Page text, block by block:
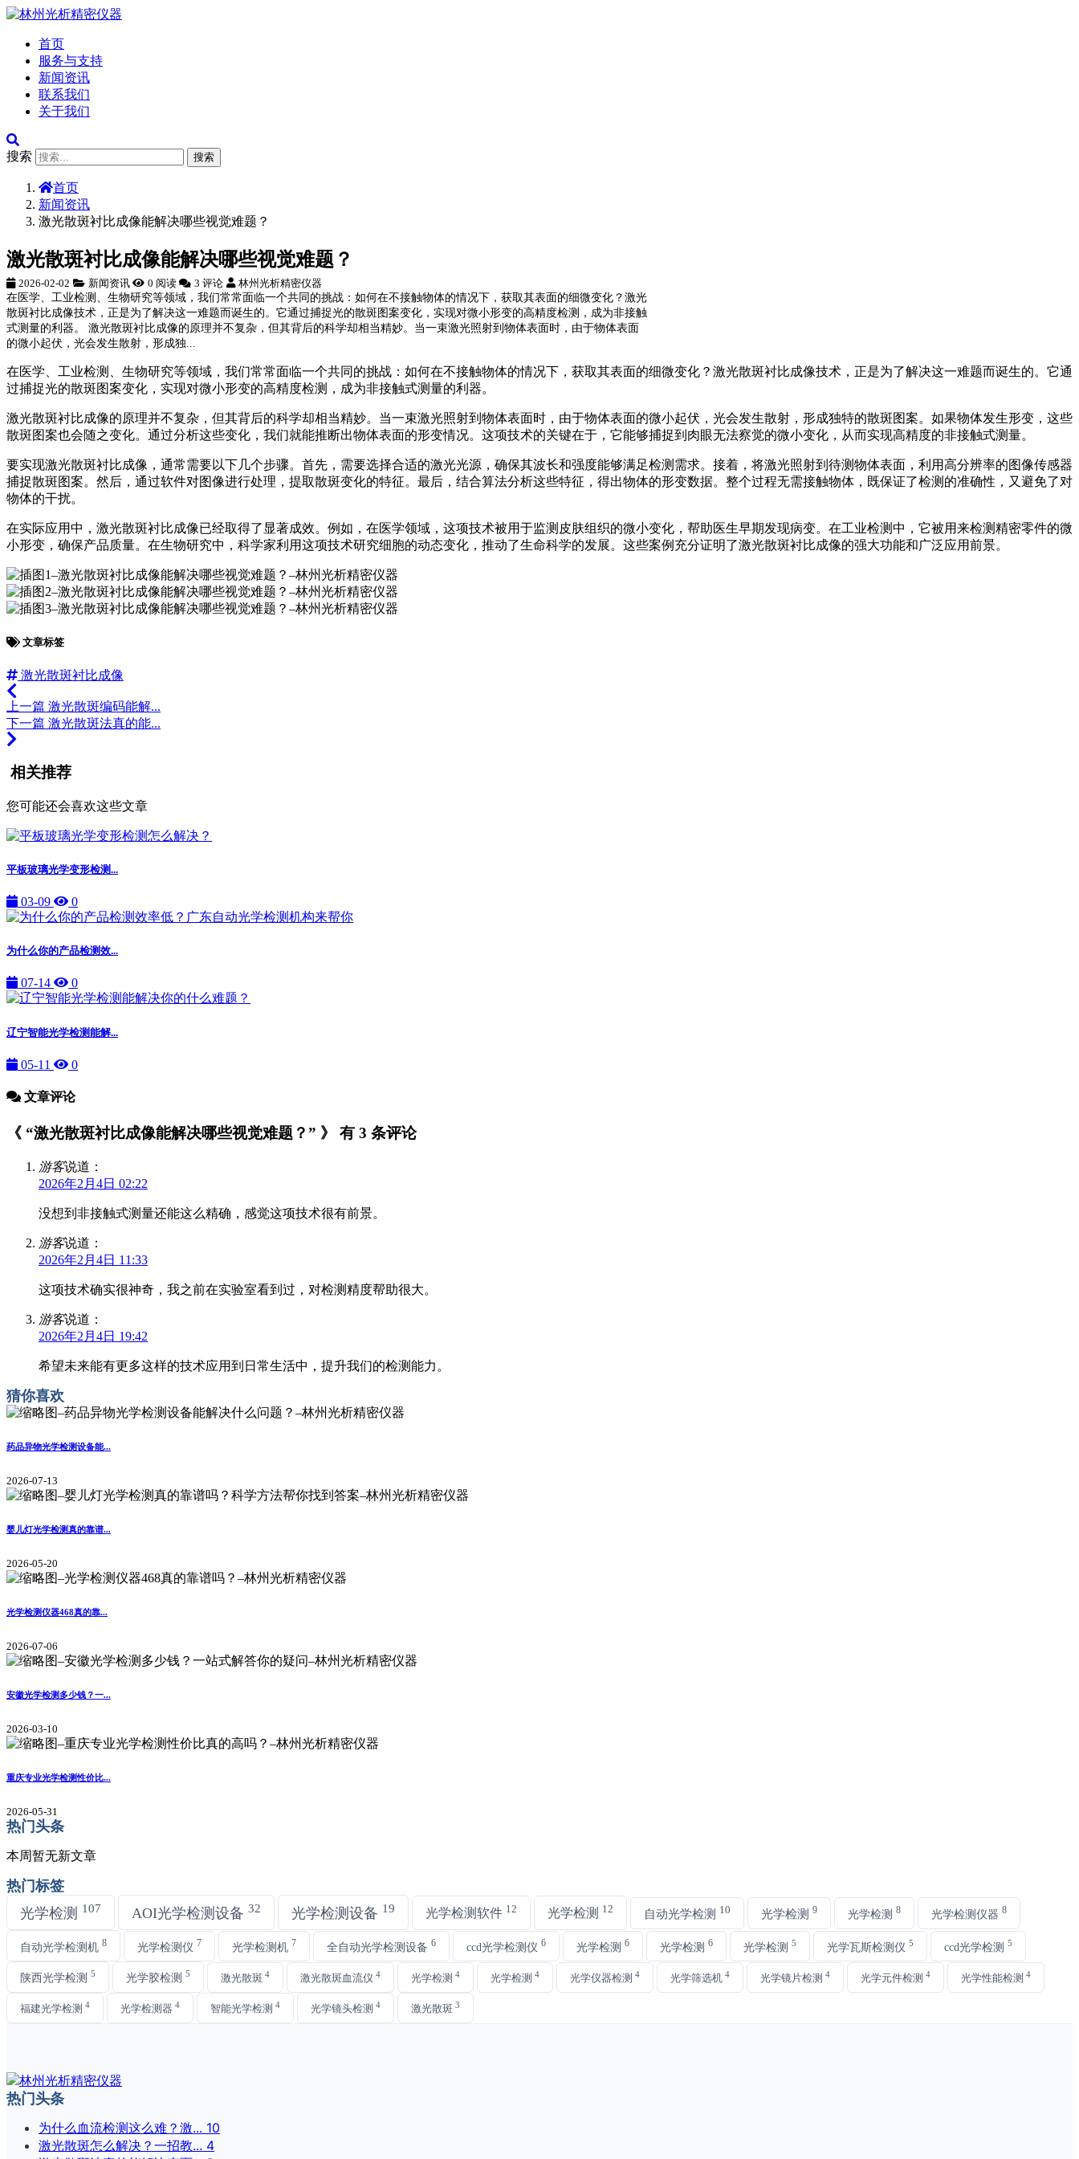
首页
服务与支持
新闻资讯
联系我们
关于我们
搜索 搜索
首页
新闻资讯
激光散斑衬比成像能解决哪些视觉难题？
激光散斑衬比成像能解决哪些视觉难题？
2026-02-02 新闻资讯 0 阅读 3 评论 林州光析精密仪器
在医学、工业检测、生物研究等领域，我们常常面临一个共同的挑战：如何在不接触物体的情况下，获取其表面的细微变化？激光
散斑衬比成像技术，正是为了解决这一难题而诞生的。它通过捕捉光的散斑图案变化，实现对微小形变的高精度检测，成为非接触
式测量的利器。 激光散斑衬比成像的原理并不复杂，但其背后的科学却相当精妙。当一束激光照射到物体表面时，由于物体表面
的微小起伏，光会发生散射，形成独...
在医学、工业检测、生物研究等领域，我们常常面临一个共同的挑战：如何在不接触物体的情况下，获取其表面的细微变化？激光散斑衬比成像技术，正是为了解决这一难题而诞生的。它通
过捕捉光的散斑图案变化，实现对微小形变的高精度检测，成为非接触式测量的利器。
激光散斑衬比成像的原理并不复杂，但其背后的科学却相当精妙。当一束激光照射到物体表面时，由于物体表面的微小起伏，光会发生散射，形成独特的散斑图案。如果物体发生形变，这些
散斑图案也会随之变化。通过分析这些变化，我们就能推断出物体表面的形变情况。这项技术的关键在于，它能够捕捉到肉眼无法察觉的微小变化，从而实现高精度的非接触式测量。
要实现激光散斑衬比成像，通常需要以下几个步骤。首先，需要选择合适的激光光源，确保其波长和强度能够满足检测需求。接着，将激光照射到待测物体表面，利用高分辨率的图像传感器
捕捉散斑图案。然后，通过软件对图像进行处理，提取散斑变化的特征。最后，结合算法分析这些特征，得出物体的形变数据。整个过程无需接触物体，既保证了检测的准确性，又避免了对
物体的干扰。
在实际应用中，激光散斑衬比成像已经取得了显著成效。例如，在医学领域，这项技术被用于监测皮肤组织的微小变化，帮助医生早期发现病变。在工业检测中，它被用来检测精密零件的微
小形变，确保产品质量。在生物研究中，科学家利用这项技术研究细胞的动态变化，推动了生命科学的发展。这些案例充分证明了激光散斑衬比成像的强大功能和广泛应用前景。
文章标签
激光散斑衬比成像
上一篇 激光散斑编码能解...
下一篇 激光散斑法真的能...
相关推荐
您可能还会喜欢这些文章
平板玻璃光学变形检测...
03-09 0
为什么你的产品检测效...
07-14 0
辽宁智能光学检测能解...
05-11 0
文章评论
《 “激光散斑衬比成像能解决哪些视觉难题？” 》 有 3 条评论
游客说道：
2026年2月4日 02:22
没想到非接触式测量还能这么精确，感觉这项技术很有前景。
游客说道：
2026年2月4日 11:33
这项技术确实很神奇，我之前在实验室看到过，对检测精度帮助很大。
游客说道：
2026年2月4日 19:42
希望未来能有更多这样的技术应用到日常生活中，提升我们的检测能力。
猜你喜欢
药品异物光学检测设备能...
2026-07-13
婴儿灯光学检测真的靠谱...
2026-05-20
光学检测仪器468真的靠...
2026-07-06
安徽光学检测多少钱？一...
2026-03-10
重庆专业光学检测性价比...
2026-05-31
热门头条
本周暂无新文章
热门标签
光学检测
107 AOI光学检测设备 32 光学检测设备 19 光学检测软件 12 光学检测 12 自动光学检测 10 光学检测 9 光学检测 8 光学检测仪器 8
自动光学检测机 8 光学检测仪 7 光学检测机 7 全自动光学检测设备 6 ccd光学检测仪 6 光学检测 6 光学检测 6 光学检测 5 光学瓦斯检测仪 5 ccd光学检测 5
陕西光学检测 5 光学胶检测 5 激光散斑 4 激光散斑血流仪 4 光学检测 4 光学检测 4 光学仪器检测 4 光学筛选机 4 光学镜片检测 4 光学元件检测 4 光学性能检测 4
福建光学检测 4 光学检测器 4 智能光学检测 4 光学镜头检测 4 激光散斑 3
热门头条
为什么血流检测这么难？激... 10
激光散斑怎么解决？一招教... 4